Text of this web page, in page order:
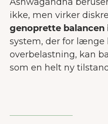
ikke, men virker
genoprette balancen
system, der for længe
overbelastning, kan
som en helt ny